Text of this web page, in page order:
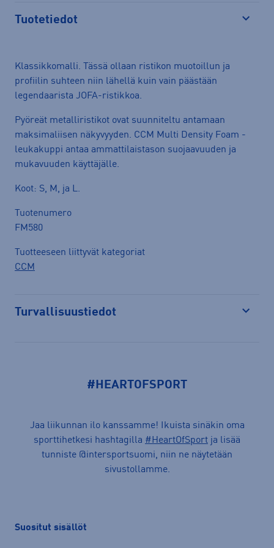
Tuotetiedot
Klassikkomalli. Tässä ollaan ristikon muotoillun ja
profiilin suhteen niin lähellä kuin vain päästään
legendaarista JOFA-ristikkoa.
Pyöreät metalliristikot ovat suunniteltu antamaan
maksimaliisen näkyvyyden. CCM Multi Density Foam -
leukakuppi antaa ammattilaistason suojaavuuden ja
mukavuuden käyttäjälle.
Koot: S, M, ja L.
Tuotenumero
FM580
Tuotteeseen liittyvät kategoriat
CCM
Turvallisuustiedot
#HEARTOFSPORT
Jaa liikunnan ilo kanssamme! Ikuista sinäkin oma
sporttihetkesi hashtagilla #HeartOfSport ja lisää
tunniste @intersportsuomi, niin ne näytetään
sivustollamme.
Suositut sisällöt